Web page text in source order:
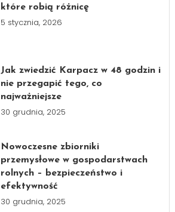
które robią różnicę
5 stycznia, 2026
Jak zwiedzić Karpacz w 48 godzin i
nie przegapić tego, co
najważniejsze
30 grudnia, 2025
Nowoczesne zbiorniki
przemysłowe w gospodarstwach
rolnych – bezpieczeństwo i
efektywność
30 grudnia, 2025